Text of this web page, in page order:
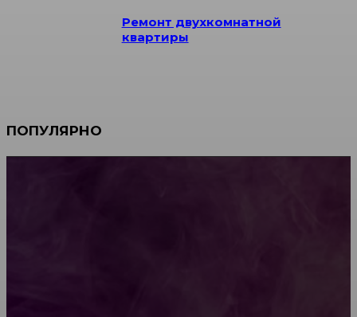
Ремонт двухкомнатной
квартиры
ПОПУЛЯРНО